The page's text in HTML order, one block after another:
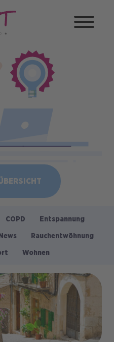
COPD Entspannung
News Rauchentwöhnung
Wohnen